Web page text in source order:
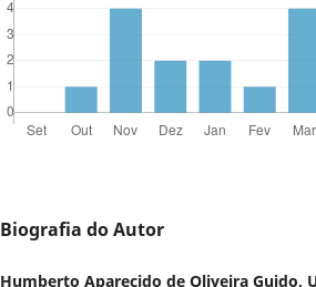
Biografia do Autor
Humberto Aparecido de Oliveira Guido,